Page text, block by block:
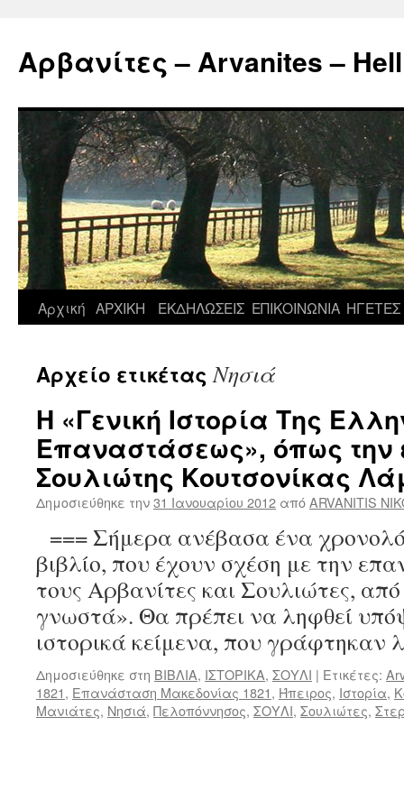
περιεχόμενο
Αρβανίτες – Arvanites –
Αρχική ΑΡΧΙΚΗ ΕΚΔΗΛΩΣΕΙΣ ΕΠΙΚΟΙΝΩΝΙΑ ΗΓΕΤΕΣ
Αρχείο ετικέταςΝησιά
Η «Γενική Ιστορία Της
Επαναστάσεως», όπως την
Σουλιώτης Κουτσονίκας
Δημοσιεύθηκε την31 Ιανουαρίου 2012 απόARVANITIS
=== Σήμερα ανέβασα ένα
βιβλίο, που έχουν σχέση με την
τους Αρβανίτες και Σουλιώτες,
γνωστά». Θα πρέπει να ληφθεί
ιστορικά κείμενα, που γράφτηκαν
Δημοσιεύθηκε στη ΒΙΒΛΙΑ, ΙΣΤΟΡΙΚΑ, ΣΟΥΛΙ | Ετικέτες:
1821, Επανάσταση Μακεδονίας 1821, Ήπειρος, Ιστορία,
Μανιάτες, Νησιά, Πελοπόννησος, ΣΟΥΛΙ, Σουλιώτες,